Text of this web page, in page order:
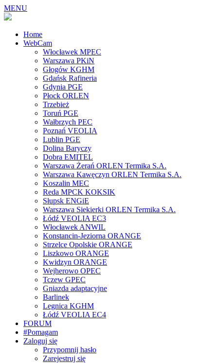
MENU
Home
WebCam
Włocławek MPEC
Warszawa PKiN
Głogów KGHM
Gdańsk Rafineria
Gdynia PGE
Płock ORLEN
Trzebież
Toruń PGE
Wałbrzych PEC
Poznań VEOLIA
Lublin PGE
Dolina Baryczy
Dobra EMITEL
Warszawa Żerań ORLEN Termika S.A.
Warszawa Kawęczyn ORLEN Termika S.A.
Koszalin MEC
Reda MPCK KOKSIK
Słupsk ENGiE
Warszawa Siekierki ORLEN Termika S.A.
Łódź VEOLIA EC3
Włocławek ANWIL
Konstancin-Jeziorna ORANGE
Strzelce Opolskie ORANGE
Liszkowo ORANGE
Kwidzyn ORANGE
Wejherowo OPEC
Tczew GPEC
Gniazda adaptacyjne
Barlinek
Legnica KGHM
Łódź VEOLIA EC4
FORUM
#Pomagam
Zaloguj się
Przypomnij hasło
Zarejestruj się